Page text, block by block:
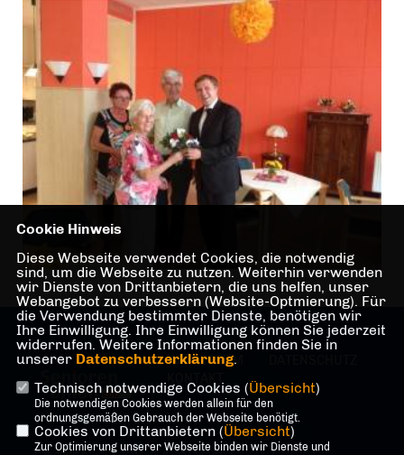
IMPRESSUM
Cookie Hinweis
Diese Webseite verwendet Cookies, die notwendig
sind, um die Webseite zu nutzen. Weiterhin verwenden
wir Dienste von Drittanbietern, die uns helfen, unser
Webangebot zu verbessern (Website-Optmierung). Für
die Verwendung bestimmter Dienste, benötigen wir
Ihre Einwilligung. Ihre Einwilligung können Sie jederzeit
widerrufen. Weitere Informationen finden Sie in
unserer Datenschutzerklärung.
Technisch notwendige Cookies (Übersicht)
Die notwendigen Cookies werden allein für den
ordnungsgemäßen Gebrauch der Webseite benötigt.
Cookies von Drittanbietern (Übersicht)
Zur Optimierung unserer Webseite binden wir Dienste und